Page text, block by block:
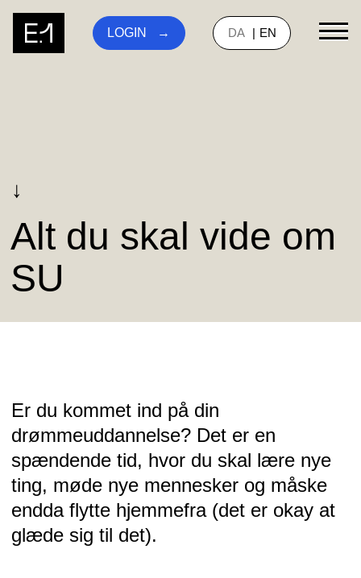
LOGIN DA EN
↓
Alt du skal vide om
SU
Er du kommet ind på din
drømmeuddannelse? Det er en
spændende tid, hvor du skal lære nye
ting, møde nye mennesker og måske
endda flytte hjemmefra (det er okay at
glæde sig til det).